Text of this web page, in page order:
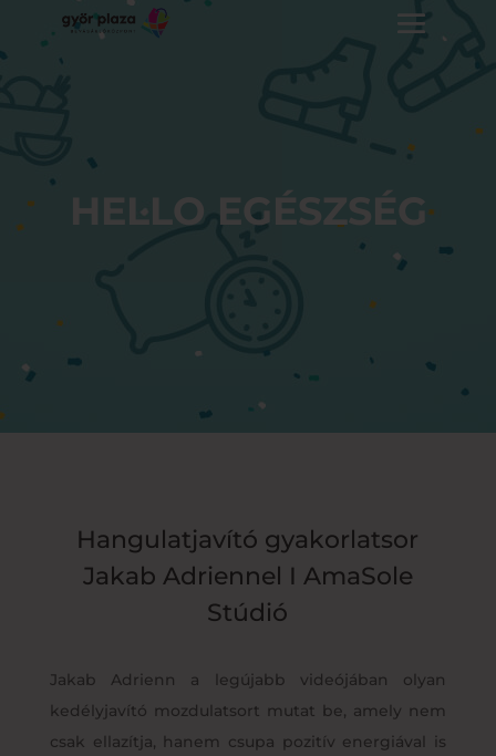
HELLO EGÉSZSÉG
Hangulatjavító gyakorlatsor
Jakab Adriennel I AmaSole
Stúdió
Jakab Adrienn a legújabb videójában olyan
kedélyjavító mozdulatsort mutat be, amely nem
csak ellazítja, hanem csupa pozitív energiával is